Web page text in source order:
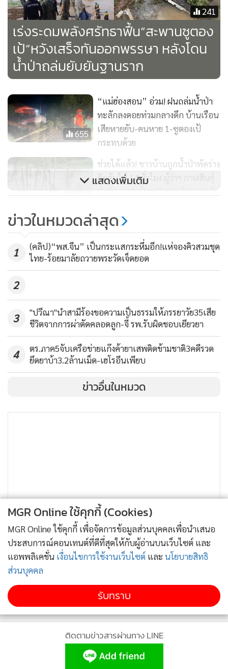
พระปลัดจิตตภัทร อัครปัญโญ เจ้าอาวาสวัดภูสมะณาราม กล่าว
ว่า จากวันแรกที่เริ่มก่อตั้งสวนธรรมภูสมะ ในปี 2551 และมี
กิจกรรมบรรพชาสามเณรภาคฤดูร้อน ซึ่งพระ-เณร จะต้องออก
และที่สำคัญในช่วงหน้าฝนยิ่งเป็นปัญหามาก ไม่สามารถออก
บิณฑบาตได้เพราะเกิดน้ำเอ่อผ่านอยู่ตลอดเวลา
ทางศรัทธาชาวบ้านและวัดก็มีความเห็นตรงกันว่าควรจะสร้าง
สะพานทอดระหว่างวัดกับหมู่บ้านเพื่อแก้ปัญหา โดยเริ่มต้นจาก
รับบริจาคเสา-วัสดุจากชาวบ้านมาร่วมกันสร้าง กลายเป็นสะพาน
ซูตองเป้ จนเป็นที่รู้จักกันมากขึ้น ด้วยสภาพอากาศและ
สะพานแห่งนี้ แม้ว่าจะมีหลายครั้งที่มีสะพานพัง เสียหาย เพราะ
ก่อสร้างจากแนวคิดแบบบ้านๆ แต่ก็สามารถรับมือมาได้โดย
ตลอด
พลังศรัทธาทั่วประเทศช่วยกันทำมาจนถึงวันนี้ โดยที่ทุกคนตั้ง
เป้าหมายว่าจะต้องซ่อมแซม “สะพานซูตองเป้” ให้ทันกับ
กิจกรรมของเทศกาลออกพรรษาที่กำลังจะมาถึง แต่ปัญหาที่พบ
ตอนนี้ก็คือ ยังคงมีน้ำไหลผ่านเนื่องจากมีฝนตกลงมาอยู่ตลอด
เวลา ที่อาจจะเป็นอุปสรรคในก่อสร้างได้ด้วย
241
เร่งระดมพลังศรัทธาฟื้น“สะพานซูตอง
เป้”หวังเสร็จทันออกพรรษา หลังโดน
น้ำป่าถล่มยับยันฐานราก
655
“แม่ฮ่องสอน” อ่วม! ฝนถล่มน้ำป่า
ทะลักลงดอยท่วมกลางดึก บ้านเรือน
เสียหายยับ-คนหาย 1-ซูตองเป้
กระทบด้วย
130
ช่วยได้แล้ว! ชาวบ้านถูกน้ำป่าพัดร่าง
ติดต้นไม้ 14 ชั่วโมง ผู้ว่าฯ กาฬสินธุ์
กำชับ จนท.เฝ้าระวังช่วยผู้ประสบภัย
1,775
“ซูตองเป้” ขาดสะบั้นแล้ว! พิษ
น้ำป่าถล่มกลางดึก-ชาวห้วยผาถูกน้ำ
ซัดหายยังไร้วี่แวว
แสดงเพิ่มเติม
ข่าวในหมวดล่าสุด
1
(คลิป)“พส.จีน” เป็นกระแสกระหึ่มอีก!แห่จองคิวสวมชุด
ไทย-ร้อยมาลัยถวายพระวัดเจ็ดยอด
2
3
"ปวีณา"นำสามีร้องขอความเป็นธรรมให้ภรรยาวัย35เสีย
ชีวิตจากการผ่าตัดคลอดลูก-จี้ รพ.รับผิดชอบเยียวยา
4
ตร.ภาค5จับเครือข่ายแก๊งค้ายาเสพติดข้ามชาติ3คดีรวด
ยึดยาบ้า3.2ล้านเม็ด-เฮโรอีนเพียบ
ข่าวอื่นในหมวด
ติดตามข่าวสารผ่านทาง LINE
MGR Online ใช้คุกกี้ (Cookies)
MGR Online ใช้คุกกี้ เพื่อจัดการข้อมูลส่วนบุคคลเพื่อนำเสนอ
ประสบการณ์คอนเทนต์ที่ดีที่สุดให้กับผู้อ่านบนเว็บไซต์ และ
แอพพลิเคชั่น เงื่อนไขการใช้งานเว็บไซต์ และ นโยบายสิทธิ
ส่วนบุคคล
รับทราบ